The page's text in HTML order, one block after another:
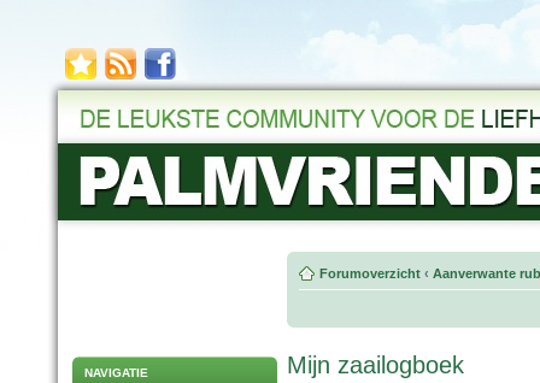
NAVIGATIE
Forumoverzicht ‹ Aanverwante
Mijn zaailogboek